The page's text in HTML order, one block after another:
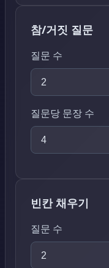
참/거짓 질문
질문 수
질문당 문장 수
빈칸 채우기
질문 수